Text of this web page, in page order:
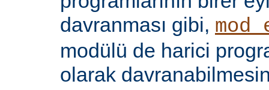
davranması gibi,
modülü de harici
olarak